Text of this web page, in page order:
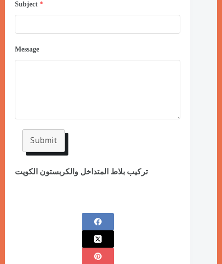
Subject *
Message
Submit
تركيب بلاط المتداخل والكربستون الكويت